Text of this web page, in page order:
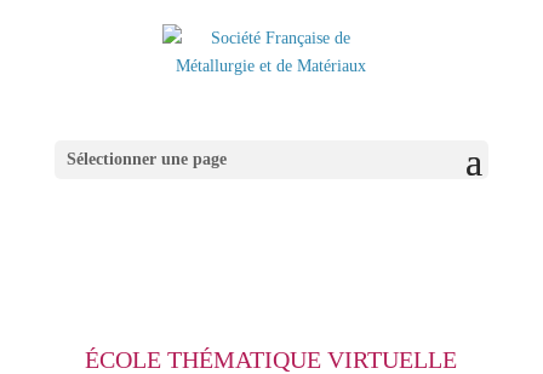
Sélectionner une page
ÉCOLE THÉMATIQUE VIRTUELLE